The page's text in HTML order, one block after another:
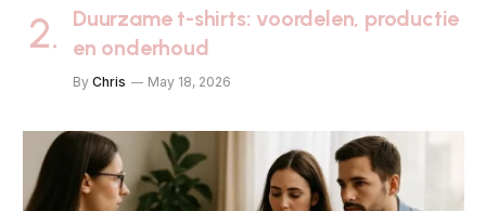
Duurzame t-shirts: voordelen, productie
en onderhoud
By Chris May 18, 2026